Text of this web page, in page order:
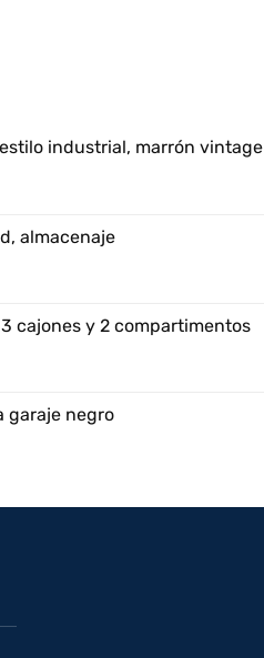
industrial, marrón vintage
almacenaje
cajones y 2 compartimentos
garaje negro